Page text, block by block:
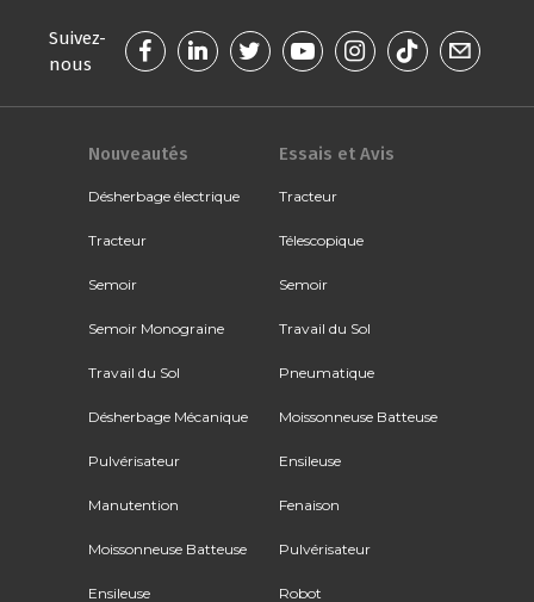
Suivez-
nous
Nouveautés
Désherbage électrique
Tracteur
Semoir
Semoir Monograine
Travail du Sol
Désherbage Mécanique
Pulvérisateur
Manutention
Moissonneuse Batteuse
Ensileuse
Essais et Avis
Tracteur
Télescopique
Semoir
Travail du Sol
Pneumatique
Moissonneuse Batteuse
Ensileuse
Fenaison
Pulvérisateur
Robot